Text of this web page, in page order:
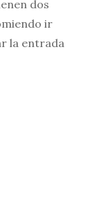
dos
ir
la entrada